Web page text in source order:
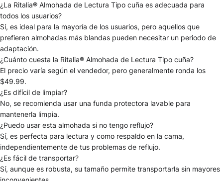
¿La Ritalia® Almohada de Lectura Tipo cuña es adecuada para
todos los usuarios?
Sí, es ideal para la mayoría de los usuarios, pero aquellos que
prefieren almohadas más blandas pueden necesitar un periodo de
adaptación.
¿Cuánto cuesta la Ritalia® Almohada de Lectura Tipo cuña?
El precio varía según el vendedor, pero generalmente ronda los
$49.99.
¿Es difícil de limpiar?
No, se recomienda usar una funda protectora lavable para
mantenerla limpia.
¿Puedo usar esta almohada si no tengo reflujo?
Sí, es perfecta para lectura y como respaldo en la cama,
independientemente de tus problemas de reflujo.
¿Es fácil de transportar?
Sí, aunque es robusta, su tamaño permite transportarla sin mayores